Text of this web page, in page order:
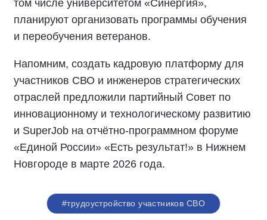
том числе университетом «Синергия»,
планируют организовать программы обучения
и переобучения ветеранов.
Напомним, создать кадровую платформу для
участников СВО и инженеров стратегических
отраслей предложили партийный Совет по
инновационному и технологическому развитию
и SuperJob на отчётно-программном форуме
«Единой России» «Есть результат!» в Нижнем
Новгороде в марте 2026 года.
#трудоустройство участников СВО